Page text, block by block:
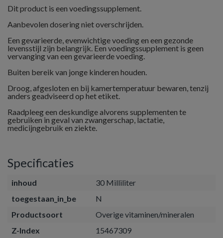
Dit product is een voedingssupplement.
Aanbevolen dosering niet overschrijden.
Een gevarieerde, evenwichtige voeding en een gezonde
levensstijl zijn belangrijk. Een voedingssupplement is geen
vervanging van een gevarieerde voeding.
Buiten bereik van jonge kinderen houden.
Droog, afgesloten en bij kamertemperatuur bewaren, tenzij
anders geadviseerd op het etiket.
Raadpleeg een deskundige alvorens supplementen te
gebruiken in geval van zwangerschap, lactatie,
medicijngebruik en ziekte.
Specificaties
inhoud
30 Milliliter
toegestaan_in_be
N
Productsoort
Overige vitaminen/mineralen
Z-Index
15467309